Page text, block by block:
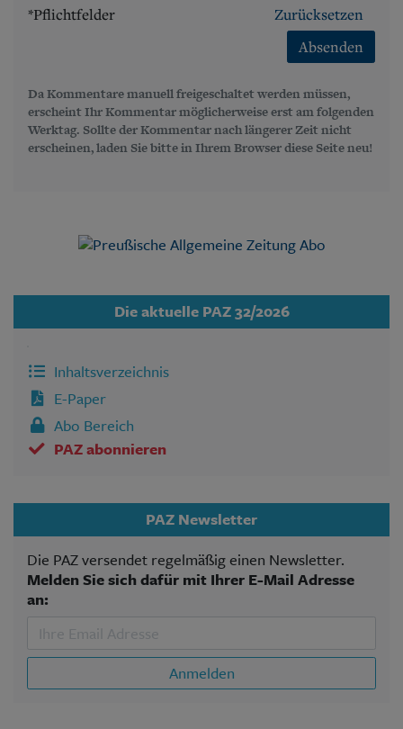
*Pflichtfelder
Zurücksetzen
Absenden
Da Kommentare manuell freigeschaltet werden müssen,
erscheint Ihr Kommentar möglicherweise erst am folgenden
Werktag. Sollte der Kommentar nach längerer Zeit nicht
erscheinen, laden Sie bitte in Ihrem Browser diese Seite neu!
Die aktuelle PAZ 32/2026
Inhaltsverzeichnis
E-Paper
Abo Bereich
PAZ abonnieren
PAZ Newsletter
Die PAZ versendet regelmäßig einen Newsletter.
Melden Sie sich dafür mit Ihrer E-Mail Adresse
an:
Anmelden